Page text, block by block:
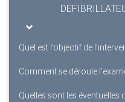
Quel est l’objectif de
Comment se déroule
Quelles sont les